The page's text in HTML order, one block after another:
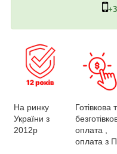
На ринку
України з
2012р
Готівкова
оплата ,
оплата з